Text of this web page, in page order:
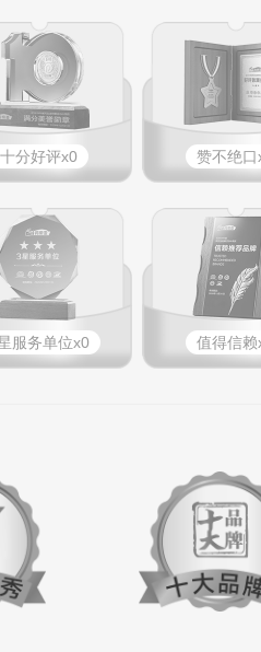
十分好评x0 赞不绝口
服务单位x0 值得信赖